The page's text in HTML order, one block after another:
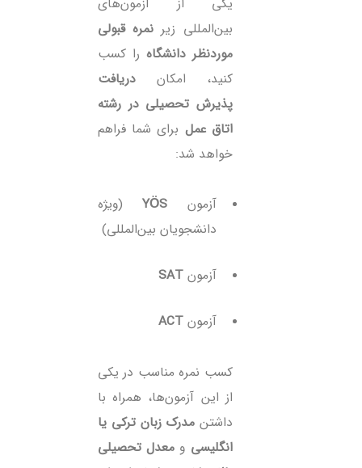
یکی از آزمون‌های
بین‌المللی زیر نمره قبولی
موردنظر دانشگاه را کسب
کنید، امکان دریافت
پذیرش تحصیلی در رشته
اتاق عمل برای شما فراهم
خواهد شد:
آزمون YÖS(ویژه
دانشجویان بین‌المللی)
آزمونSAT
آزمونACT
کسب نمره مناسب در یکی
از این آزمون‌ها، همراه با
داشتنمدرک زبان ترکی یا
انگلیسی و معدل تحصیلی